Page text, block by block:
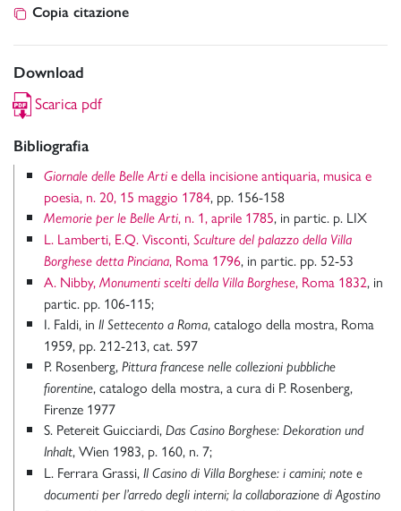
Copia citazione
Download
Scarica pdf
Bibliografia
Giornale delle Belle Arti e della incisione antiquaria, musica e
poesia, n. 20, 15 maggio 1784, pp. 156-158
Memorie per le Belle Arti, n. 1, aprile 1785, in partic. p. LIX
L. Lamberti, E.Q. Visconti, Sculture del palazzo della Villa
Borghese detta Pinciana, Roma 1796, in partic. pp. 52-53
A. Nibby, Monumenti scelti della Villa Borghese, Roma 1832, in
partic. pp. 106-115;
I. Faldi, in Il Settecento a Roma, catalogo della mostra, Roma
1959, pp. 212-213, cat. 597
P. Rosenberg, Pittura francese nelle collezioni pubbliche
fiorentine, catalogo della mostra, a cura di P. Rosenberg,
Firenze 1977
S. Petereit Guicciardi, Das Casino Borghese: Dekoration und
Inhalt, Wien 1983, p. 160, n. 7;
L. Ferrara Grassi, Il Casino di Villa Borghese: i camini; note e
documenti per l’arredo degli interni; la collaborazione di Agostino